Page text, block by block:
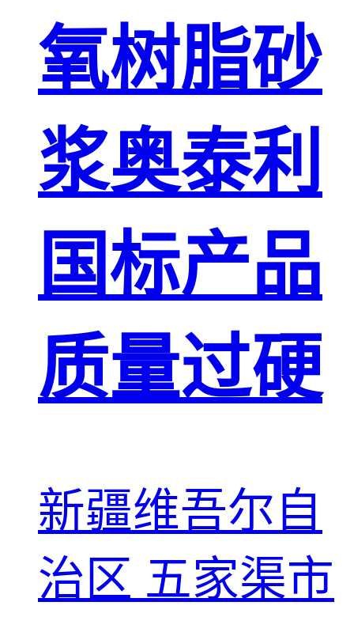
氧树脂砂
浆奥泰利
国标产品
质量过硬
新疆维吾尔自
治区 五家渠市